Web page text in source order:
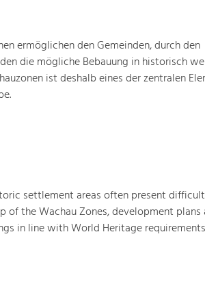
ermöglichen den Gemeinden, durch den
die mögliche Bebauung in historisch
ist deshalb eines der zentralen
settlement areas often present difficult
the Wachau Zones, development plans
in line with World Heritage